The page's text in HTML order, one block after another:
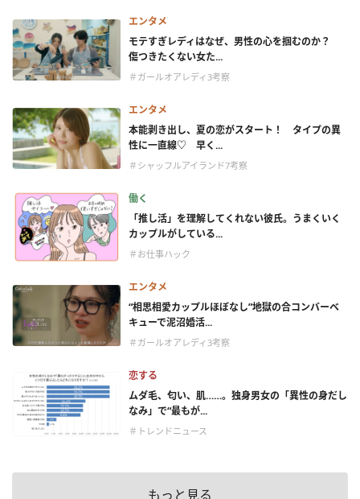
エンタメ
モテすぎレディはなぜ、男性の心を掴むのか？
傷つきたくない女た...
＃ガールオアレディ3考察
エンタメ
本能剥き出し、夏の恋がスタート！ タイプの異
性に一直線♡ 早く...
＃シャッフルアイランド7考察
働く
「推し活」を理解してくれない彼氏。うまくいく
カップルがしている...
＃お仕事ハック
エンタメ
“相思相愛カップルほぼなし”地獄の合コンバーベ
キューで泥沼婚活...
＃ガールオアレディ3考察
恋する
ムダ毛、匂い、肌……。独身男女の「異性の身だし
なみ」で“最もが...
＃トレンドニュース
もっと見る